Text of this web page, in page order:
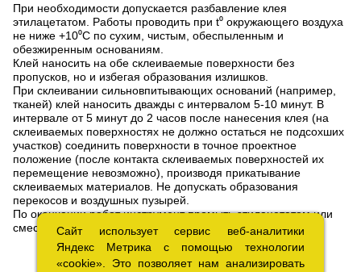
При необходимости допускается разбавление клея
этилацетатом. Работы проводить при t⁰ окружающего воздуха
не ниже +10⁰С по сухим, чистым, обеспыленным и
обезжиренным основаниям.
Клей наносить на обе склеиваемые поверхности без
пропусков, но и избегая образования излишков.
При склеивании сильновпитывающих оснований (например,
тканей) клей наносить дважды с интервалом 5-10 минут. В
интервале от 5 минут до 2 часов после нанесения клея (на
склеиваемых поверхностях не должно остаться не подсохших
участков) соединить поверхности в точное проектное
положение (после контакта склеиваемых поверхностей их
перемещение невозможно), производя прикатывание
склеиваемых материалов. Не допускать образования
перекосов и воздушных пузырей.
По окончании работ инструмент промыть этилацетатом или
смесью этилацетата и бензина в соотношении 1:1.
Сайт использует сервис веб-аналитики
Яндекс Метрика с помощью технологии
«cookie». Это позволяет нам анализировать
Сайт использует сервис веб-аналитики
Яндекс Метрика с помощью технологии
«cookie». Это позволяет нам анализировать